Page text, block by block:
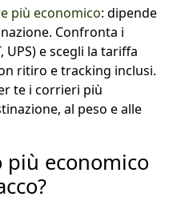
più economico: dipende
Confronta i
UPS) e scegli la tariffa
ritiro e tracking inclusi.
te i corrieri più
al peso e alle
economico